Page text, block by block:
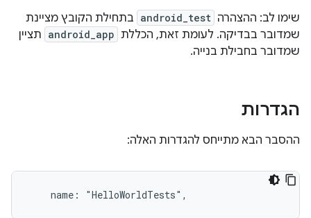
שימו לב: ההצהרה android_test בתחילת הקובץ מציינת
שמדובר בבדיקה. לעומת זאת, הכללת android_app תציין
שמדובר בחבילת בנייה.
הגדרות
ההסבר הבא מתייחס להגדרות האלה: